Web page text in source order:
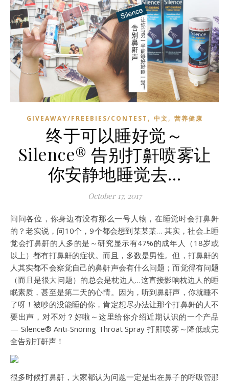
GIVEAWAY/FREEBIES/CONTEST , 中文, 营养健康
终于可以睡好觉～
Silence® 告别打鼾喷雾让
你安静地睡觉去…
October 17, 2017
问问各位，你身边有没有那么一号人物，在睡觉时会打鼻鼾
的？老实说，问10个，9个都会想到某某某… 其实，社会上睡
觉会打鼻鼾的人多的是～研究显示有47%的成年人（18岁或
以上）都有打鼻鼾的症状。而且，多数是男性。但，打鼻鼾的
人其实都不会察觉自己的鼻鼾声会有什么问题；而觉得有问题
（而且是很大问题）的总会是枕边人…这直接影响枕边人的睡
眠素质，甚至是第二天的心情。因为，听到鼻鼾声，你就睡不
了呀！被吵的没能睡的你，肯定想尽办法让那个打鼻鼾的人不
要出声，对不对？好啦～这里给你介绍近期认识的一个产品
— Silence® Anti-Snoring Throat Spray 打鼾喷雾～降低或完
全告别打鼾声！
很多时候打鼻鼾，大家都认为问题一定是出在鼻子的呼吸管那